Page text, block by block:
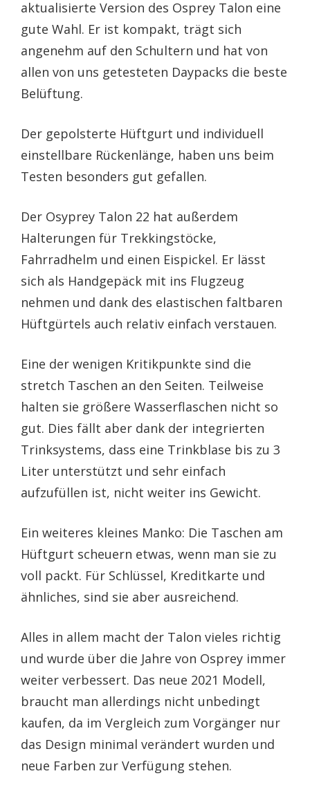
aktualisierte Version des Osprey Talon eine
gute Wahl. Er ist kompakt, trägt sich
angenehm auf den Schultern und hat von
allen von uns getesteten Daypacks die beste
Belüftung.
Der gepolsterte Hüftgurt und individuell
einstellbare Rückenlänge, haben uns beim
Testen besonders gut gefallen.
Der Osyprey Talon 22 hat außerdem
Halterungen für Trekkingstöcke,
Fahrradhelm und einen Eispickel. Er lässt
sich als Handgepäck mit ins Flugzeug
nehmen und dank des elastischen faltbaren
Hüftgürtels auch relativ einfach verstauen.
Eine der wenigen Kritikpunkte sind die
stretch Taschen an den Seiten. Teilweise
halten sie größere Wasserflaschen nicht so
gut. Dies fällt aber dank der integrierten
Trinksystems, dass eine Trinkblase bis zu 3
Liter unterstützt und sehr einfach
aufzufüllen ist, nicht weiter ins Gewicht.
Ein weiteres kleines Manko: Die Taschen am
Hüftgurt scheuern etwas, wenn man sie zu
voll packt. Für Schlüssel, Kreditkarte und
ähnliches, sind sie aber ausreichend.
Alles in allem macht der Talon vieles richtig
und wurde über die Jahre von Osprey immer
weiter verbessert. Das neue 2021 Modell,
braucht man allerdings nicht unbedingt
kaufen, da im Vergleich zum Vorgänger nur
das Design minimal verändert wurden und
neue Farben zur Verfügung stehen.